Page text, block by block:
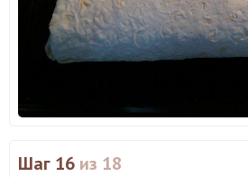
Шаг 16 из 18